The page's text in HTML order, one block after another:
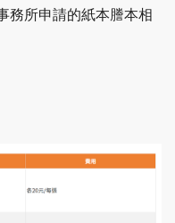
務所申請的紙本謄本相